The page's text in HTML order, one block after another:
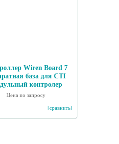
Wiren Board 7
база для CTI
контролер
Цена по запросу
[сравнить]